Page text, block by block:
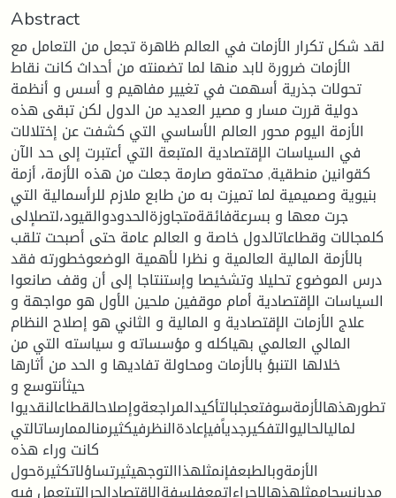
Abstract
لقد شكل تكرار الأزمات في العالم ظاهرة تجعل من التعامل مع
الأزمات ضرورة لابد منها لما تضمنته من أحداث كانت نقاط
تحولات جذرية أسهمت في تغيير مفاهيم و أسس و أنظمة
دولية قررت مسار و مصير العديد من الدول لكن تبقى هذه
الأزمة اليوم محور العالم الأساسي التي كشفت عن إختلالات
في السياسات الإقتصادية المتبعة التي أعتبرت إلى حد الآن
كقوانين منطقية, محتمةو صارمة جعلت من هذه الأزمة، أزمة
بنيوية وصميمية لما تميزت به من طابع ملازم للرأسمالية التي
جرت معها و بسرعةفائقةمتجاوزةالحدودوالقيود،لتصلإلى
كلمجالات وقطاعاتالدول خاصة و العالم عامة حتى أصبحت تلقب
بالأزمة المالية العالمية و نظرا لأهمية الوضعوخطورته فقد
درس الموضوع تحليلا وتشخيصا وإستنتاجا إلى أن وقف صانعوا
السياسات الإقتصادية أمام موقفين ملحين الأول هو مواجهة و
علاج الأزمات الإقتصادية و المالية و الثاني هو إصلاح النظام
المالي العالمي بهياكله و مؤسساته و سياسته التي من
خلالها التنبؤ بالأزمات ومحاولة تفاديها و الحد من أثارها
حيثأنتوسع و
تطورهذهالأزمةسوفتعجلبالتأكيدالمراجعةوإصلاحالقطاعالنقديوا
لماليالحاليوالتفكيرجدياًفيإعادةالنظرفيكثيرمنالممارساتالتي
كانت وراء هذه
الأزمةوبالطبعفإنمثلهذاالتوجهيثيرتساؤلاتكثيرةحول
مدىإنسجاممثلهذهالإجراءاتمعفلسفةالإقتصادالحرالتيتعمل فيه